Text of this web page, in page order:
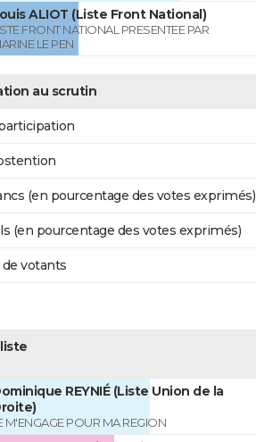
ALIOT (Liste Front National)
FRONT NATIONAL PRESENTEE PAR
LE PEN
au scrutin
(en pourcentage des votes exprimés)
(en pourcentage des votes exprimés)
votants
REYNIÉ (Liste Union de la
M'ENGAGE POUR MA REGION